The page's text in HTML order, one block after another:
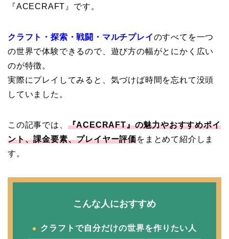
『ACECRAFT』です。
クラフト・探索・戦闘・マルチプレイのすべてを一つ
の世界で体験できるので、遊び方の幅がとにかく広い
のが特徴。
実際にプレイしてみると、気づけば時間を忘れて没頭
していました。
この記事では、 『ACECRAFT』の魅力やおすすめポイ
ント、課金要素、プレイヤー評価をまとめて紹介しま
す。
こんな人におすすめ
クラフトで自分だけの世界を作りたい人